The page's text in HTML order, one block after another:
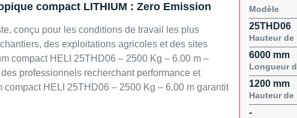
compact LITHIUM : Zero Emission
conçu pour les conditions de travail les plus
des exploitations agricoles et des sites
compact HELI 25THD06 – 2500 Kg – 6.00 m –
professionnels recherchant performance et
HELI 25THD06 – 2500 Kg – 6.00 m garantit
Modèle
25THD06
Hauteur de
6000 mm
Longueur
1200 mm
Hauteur
-